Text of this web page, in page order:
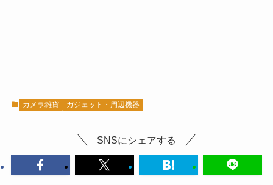
カメラ雑貨 ガジェット・周辺機器
SNSにシェアする